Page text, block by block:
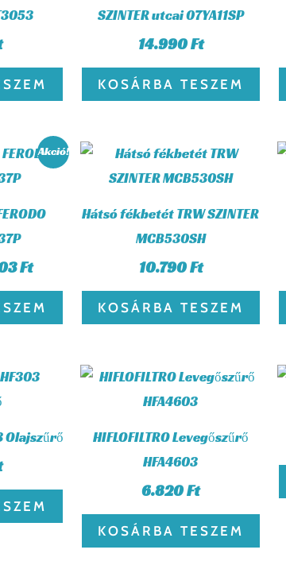
SZINTER utcai 07YA11SP
14.990Ft
KOSÁRBA TESZEM
Akció!
Ft.
Ft
Current
price
8.203 Ft.Hátsó fékbetét TRW SZINTER
MCB530SH
10.790Ft
KOSÁRBA TESZEM
Olajszűrő
HIFLOFILTRO Levegőszűrő
HFA4603
6.820Ft
KOSÁRBA TESZEM